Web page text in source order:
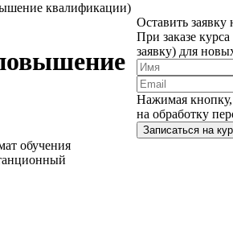
квалификации)
Оставить заявку
При заказе
заявку) для
Нажимая кнопку,
на обработку
Записаться на
обучения